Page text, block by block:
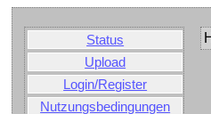
Status
Upload
Login/Register
Nutzungsbedingungen